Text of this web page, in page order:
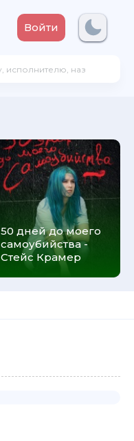
Войти
50 дней до моего
самоубийства -
Стейс Крамер